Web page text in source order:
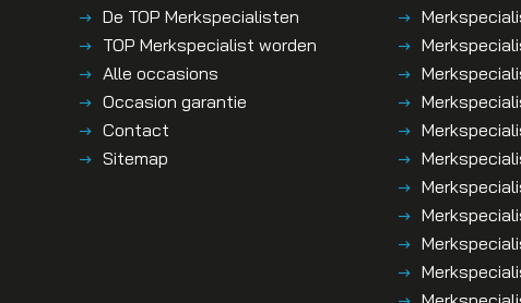
De TOP Merkspecialisten
TOP Merkspecialist worden
Alle occasions
Occasion garantie
Contact
Sitemap